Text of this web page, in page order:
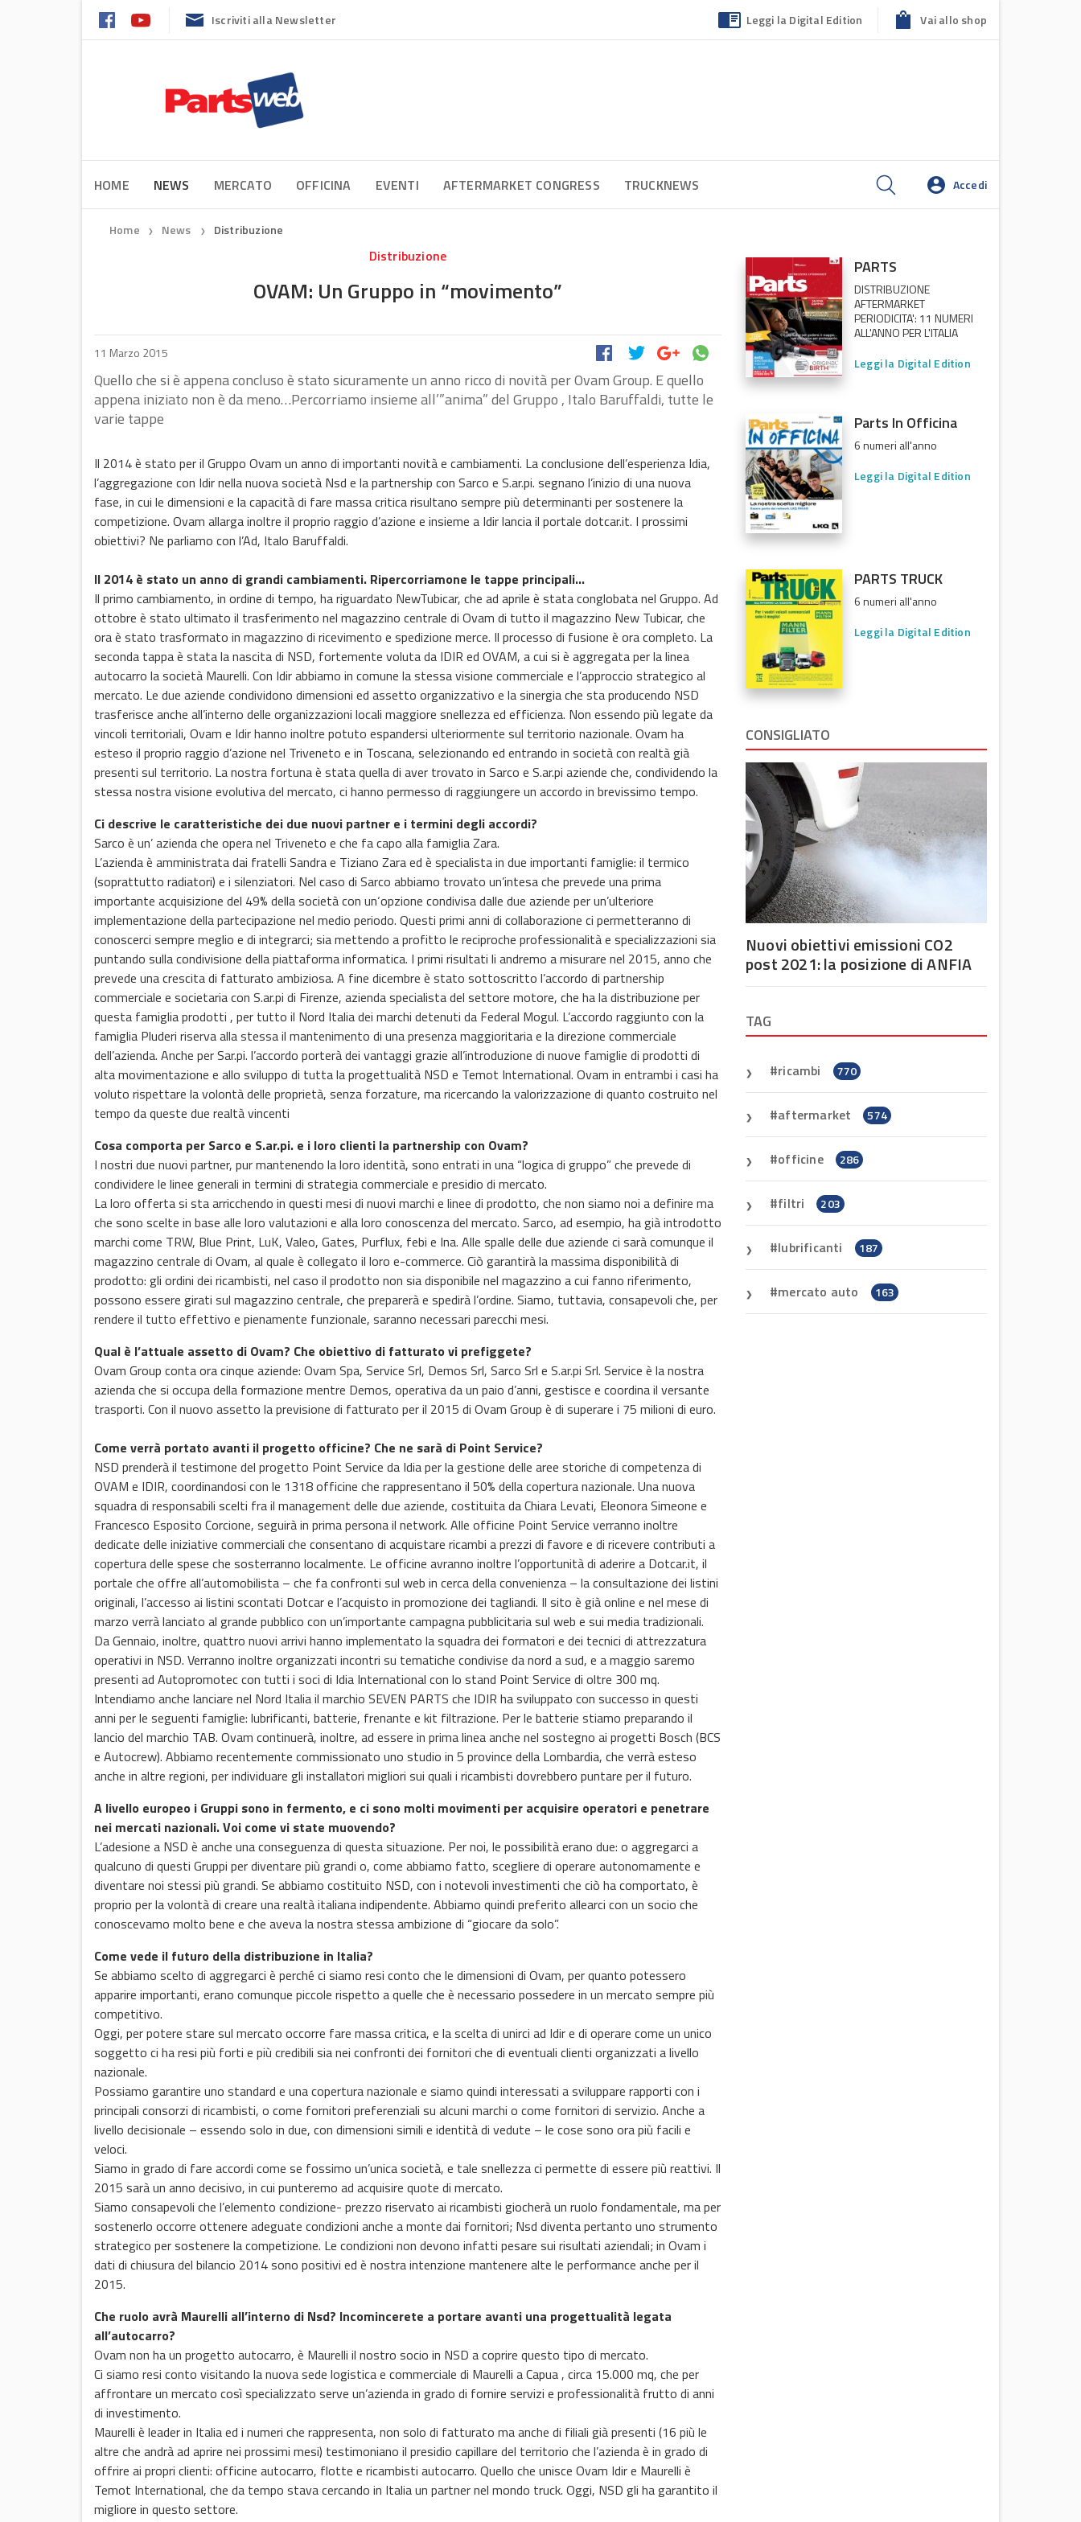
Iscriviti alla Newsletter Leggi la Digital Edition Vai allo shop
HOME NEWS MERCATO OFFICINA EVENTI AFTERMARKET CONGRESS TRUCKNEWS Accedi
Home ❯ News ❯ Distribuzione
Distribuzione
OVAM: Un Gruppo in “movimento”
11 Marzo 2015
Quello che si è appena concluso è stato sicuramente un anno ricco di novità per Ovam Group. E quello
appena iniziato non è da meno…Percorriamo insieme all’”anima” del Gruppo , Italo Baruffaldi, tutte le
varie tappe
Il 2014 è stato per il Gruppo Ovam un anno di importanti novità e cambiamenti. La conclusione dell’esperienza Idia,
l’aggregazione con Idir nella nuova società Nsd e la partnership con Sarco e S.ar.pi. segnano l’inizio di una nuova
fase, in cui le dimensioni e la capacità di fare massa critica risultano sempre più determinanti per sostenere la
competizione. Ovam allarga inoltre il proprio raggio d’azione e insieme a Idir lancia il portale dotcar.it. I prossimi
obiettivi? Ne parliamo con l’Ad, Italo Baruffaldi.
Il 2014 è stato un anno di grandi cambiamenti. Ripercorriamone le tappe principali…
Il primo cambiamento, in ordine di tempo, ha riguardato NewTubicar, che ad aprile è stata conglobata nel Gruppo. Ad
ottobre è stato ultimato il trasferimento nel magazzino centrale di Ovam di tutto il magazzino New Tubicar, che
ora è stato trasformato in magazzino di ricevimento e spedizione merce. Il processo di fusione è ora completo. La
seconda tappa è stata la nascita di NSD, fortemente voluta da IDIR ed OVAM, a cui si è aggregata per la linea
autocarro la società Maurelli. Con Idir abbiamo in comune la stessa visione commerciale e l’approccio strategico al
mercato. Le due aziende condividono dimensioni ed assetto organizzativo e la sinergia che sta producendo NSD
trasferisce anche all’interno delle organizzazioni locali maggiore snellezza ed efficienza. Non essendo più legate da
vincoli territoriali, Ovam e Idir hanno inoltre potuto espandersi ulteriormente sul territorio nazionale. Ovam ha
esteso il proprio raggio d’azione nel Triveneto e in Toscana, selezionando ed entrando in società con realtà già
presenti sul territorio. La nostra fortuna è stata quella di aver trovato in Sarco e S.ar.pi aziende che, condividendo la
stessa nostra visione evolutiva del mercato, ci hanno permesso di raggiungere un accordo in brevissimo tempo.
Ci descrive le caratteristiche dei due nuovi partner e i termini degli accordi?
Sarco è un’ azienda che opera nel Triveneto e che fa capo alla famiglia Zara.
L’azienda è amministrata dai fratelli Sandra e Tiziano Zara ed è specialista in due importanti famiglie: il termico
(soprattutto radiatori) e i silenziatori. Nel caso di Sarco abbiamo trovato un’intesa che prevede una prima
importante acquisizione del 49% della società con un‘opzione condivisa dalle due aziende per un’ulteriore
implementazione della partecipazione nel medio periodo. Questi primi anni di collaborazione ci permetteranno di
conoscerci sempre meglio e di integrarci; sia mettendo a profitto le reciproche professionalità e specializzazioni sia
puntando sulla condivisione della piattaforma informatica. I primi risultati li andremo a misurare nel 2015, anno che
prevede una crescita di fatturato ambiziosa. A fine dicembre è stato sottoscritto l’accordo di partnership
commerciale e societaria con S.ar.pi di Firenze, azienda specialista del settore motore, che ha la distribuzione per
questa famiglia prodotti , per tutto il Nord Italia dei marchi detenuti da Federal Mogul. L’accordo raggiunto con la
famiglia Pluderi riserva alla stessa il mantenimento di una presenza maggioritaria e la direzione commerciale
dell’azienda. Anche per Sar.pi. l’accordo porterà dei vantaggi grazie all’introduzione di nuove famiglie di prodotti di
alta movimentazione e allo sviluppo di tutta la progettualità NSD e Temot International. Ovam in entrambi i casi ha
voluto rispettare la volontà delle proprietà, senza forzature, ma ricercando la valorizzazione di quanto costruito nel
tempo da queste due realtà vincenti
Cosa comporta per Sarco e S.ar.pi. e i loro clienti la partnership con Ovam?
I nostri due nuovi partner, pur mantenendo la loro identità, sono entrati in una “logica di gruppo” che prevede di
condividere le linee generali in termini di strategia commerciale e presidio di mercato.
La loro offerta si sta arricchendo in questi mesi di nuovi marchi e linee di prodotto, che non siamo noi a definire ma
che sono scelte in base alle loro valutazioni e alla loro conoscenza del mercato. Sarco, ad esempio, ha già introdotto
marchi come TRW, Blue Print, LuK, Valeo, Gates, Purflux, febi e Ina. Alle spalle delle due aziende ci sarà comunque il
magazzino centrale di Ovam, al quale è collegato il loro e-commerce. Ciò garantirà la massima disponibilità di
prodotto: gli ordini dei ricambisti, nel caso il prodotto non sia disponibile nel magazzino a cui fanno riferimento,
possono essere girati sul magazzino centrale, che preparerà e spedirà l’ordine. Siamo, tuttavia, consapevoli che, per
rendere il tutto effettivo e pienamente funzionale, saranno necessari parecchi mesi.
Qual è l’attuale assetto di Ovam? Che obiettivo di fatturato vi prefiggete?
Ovam Group conta ora cinque aziende: Ovam Spa, Service Srl, Demos Srl, Sarco Srl e S.ar.pi Srl. Service è la nostra
azienda che si occupa della formazione mentre Demos, operativa da un paio d’anni, gestisce e coordina il versante
trasporti. Con il nuovo assetto la previsione di fatturato per il 2015 di Ovam Group è di superare i 75 milioni di euro.
Come verrà portato avanti il progetto officine? Che ne sarà di Point Service?
NSD prenderà il testimone del progetto Point Service da Idia per la gestione delle aree storiche di competenza di
OVAM e IDIR, coordinandosi con le 1318 officine che rappresentano il 50% della copertura nazionale. Una nuova
squadra di responsabili scelti fra il management delle due aziende, costituita da Chiara Levati, Eleonora Simeone e
Francesco Esposito Corcione, seguirà in prima persona il network. Alle officine Point Service verranno inoltre
dedicate delle iniziative commerciali che consentano di acquistare ricambi a prezzi di favore e di ricevere contributi a
copertura delle spese che sosterranno localmente. Le officine avranno inoltre l’opportunità di aderire a Dotcar.it, il
portale che offre all’automobilista – che fa confronti sul web in cerca della convenienza – la consultazione dei listini
originali, l’accesso ai listini scontati Dotcar e l’acquisto in promozione dei tagliandi. Il sito è già online e nel mese di
marzo verrà lanciato al grande pubblico con un’importante campagna pubblicitaria sul web e sui media tradizionali.
Da Gennaio, inoltre, quattro nuovi arrivi hanno implementato la squadra dei formatori e dei tecnici di attrezzatura
operativi in NSD. Verranno inoltre organizzati incontri su tematiche condivise da nord a sud, e a maggio saremo
presenti ad Autopromotec con tutti i soci di Idia International con lo stand Point Service di oltre 300 mq.
Intendiamo anche lanciare nel Nord Italia il marchio SEVEN PARTS che IDIR ha sviluppato con successo in questi
anni per le seguenti famiglie: lubrificanti, batterie, frenante e kit filtrazione. Per le batterie stiamo preparando il
lancio del marchio TAB. Ovam continuerà, inoltre, ad essere in prima linea anche nel sostegno ai progetti Bosch (BCS
e Autocrew). Abbiamo recentemente commissionato uno studio in 5 province della Lombardia, che verrà esteso
anche in altre regioni, per individuare gli installatori migliori sui quali i ricambisti dovrebbero puntare per il futuro.
A livello europeo i Gruppi sono in fermento, e ci sono molti movimenti per acquisire operatori e penetrare
nei mercati nazionali. Voi come vi state muovendo?
L’adesione a NSD è anche una conseguenza di questa situazione. Per noi, le possibilità erano due: o aggregarci a
qualcuno di questi Gruppi per diventare più grandi o, come abbiamo fatto, scegliere di operare autonomamente e
diventare noi stessi più grandi. Se abbiamo costituito NSD, con i notevoli investimenti che ciò ha comportato, è
proprio per la volontà di creare una realtà italiana indipendente. Abbiamo quindi preferito allearci con un socio che
conoscevamo molto bene e che aveva la nostra stessa ambizione di “giocare da solo”.
Come vede il futuro della distribuzione in Italia?
Se abbiamo scelto di aggregarci è perché ci siamo resi conto che le dimensioni di Ovam, per quanto potessero
apparire importanti, erano comunque piccole rispetto a quelle che è necessario possedere in un mercato sempre più
competitivo.
Oggi, per potere stare sul mercato occorre fare massa critica, e la scelta di unirci ad Idir e di operare come un unico
soggetto ci ha resi più forti e più credibili sia nei confronti dei fornitori che di eventuali clienti organizzati a livello
nazionale.
Possiamo garantire uno standard e una copertura nazionale e siamo quindi interessati a sviluppare rapporti con i
principali consorzi di ricambisti, o come fornitori preferenziali su alcuni marchi o come fornitori di servizio. Anche a
livello decisionale – essendo solo in due, con dimensioni simili e identità di vedute – le cose sono ora più facili e
veloci.
Siamo in grado di fare accordi come se fossimo un’unica società, e tale snellezza ci permette di essere più reattivi. Il
2015 sarà un anno decisivo, in cui punteremo ad acquisire quote di mercato.
Siamo consapevoli che l’elemento condizione- prezzo riservato ai ricambisti giocherà un ruolo fondamentale, ma per
sostenerlo occorre ottenere adeguate condizioni anche a monte dai fornitori; Nsd diventa pertanto uno strumento
strategico per sostenere la competizione. Le condizioni non devono infatti pesare sui risultati aziendali; in Ovam i
dati di chiusura del bilancio 2014 sono positivi ed è nostra intenzione mantenere alte le performance anche per il
2015.
Che ruolo avrà Maurelli all’interno di Nsd? Incomincerete a portare avanti una progettualità legata
all’autocarro?
Ovam non ha un progetto autocarro, è Maurelli il nostro socio in NSD a coprire questo tipo di mercato.
Ci siamo resi conto visitando la nuova sede logistica e commerciale di Maurelli a Capua , circa 15.000 mq, che per
affrontare un mercato così specializzato serve un’azienda in grado di fornire servizi e professionalità frutto di anni
di investimento.
Maurelli è leader in Italia ed i numeri che rappresenta, non solo di fatturato ma anche di filiali già presenti (16 più le
altre che andrà ad aprire nei prossimi mesi) testimoniano il presidio capillare del territorio che l’azienda è in grado di
offrire ai propri clienti: officine autocarro, flotte e ricambisti autocarro. Quello che unisce Ovam Idir e Maurelli è
Temot International, che da tempo stava cercando in Italia un partner nel mondo truck. Oggi, NSD gli ha garantito il
migliore in questo settore.
PARTS
DISTRIBUZIONE
AFTERMARKET
PERIODICITA': 11 NUMERI
ALL'ANNO PER L'ITALIA
Leggi la Digital Edition
Parts In Officina
6 numeri all'anno
Leggi la Digital Edition
PARTS TRUCK
6 numeri all'anno
Leggi la Digital Edition
CONSIGLIATO
Nuovi obiettivi emissioni CO2
post 2021: la posizione di ANFIA
TAG
ricambi 770
aftermarket 574
officine 286
filtri 203
lubrificanti 187
mercato auto 163